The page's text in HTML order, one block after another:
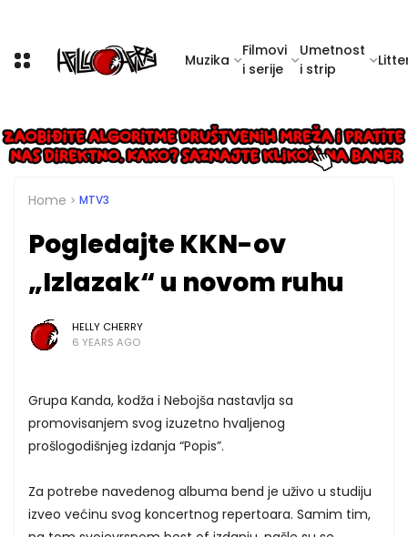
Muzika
Filmovi
i serije
Umetnost
i strip
Home MTV3
Pogledajte KKN-ov
„Izlazak“ u novom ruhu
HELLY CHERRY
6 YEARS AGO
Grupa Kanda, kodža i Nebojša nastavlja sa
promovisanjem svog izuzetno hvaljenog
prošlogodišnjeg izdanja “Popis”.
Za potrebe navedenog albuma bend je uživo u studiju
izveo većinu svog koncertnog repertoara. Samim tim,